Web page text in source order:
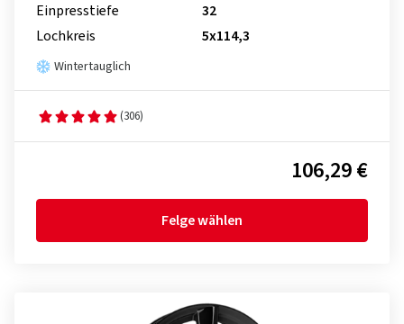
Einpresstiefe
32
Lochkreis
5x114,3
Wintertauglich
(306)
106,29 €
Felge wählen